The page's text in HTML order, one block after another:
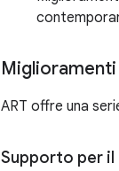
ART offre una
Supporto per